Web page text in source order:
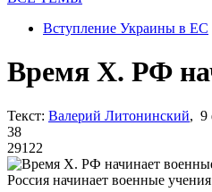
Вступление Украины в ЕС
Время Х. РФ
Текст: Валерий Литонинский, 9
38
29122
Россия начинает военные учения